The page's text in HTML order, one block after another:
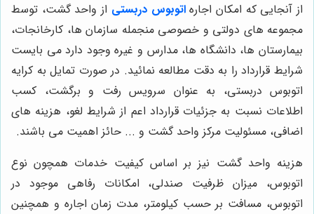
از آنجایی که امکان اجارهاتوبوس دربستی از واحد گشت، توسط
مجموعه های دولتی و خصوصی منجمله سازمان ها، کارخانجات،
بیمارستان ها، دانشگاه ها، مدارس و غیره وجود دارد می بایست
شرایط قرارداد را به دقت مطالعه نمائید. در صورت تمایل به کرایه
اتوبوس دربستی، به عنوان سرویس رفت و برگشت، کسب
اطلاعات نسبت به جزئیات قرارداد اعم از شرایط لغو، هزینه های
اضافی، مسئولیت مرکز واحد گشت و ... حائز اهمیت می باشند.
هزینه واحد گشت نیز بر اساس کیفیت خدمات همچون نوع
اتوبوس، میزان ظرفیت صندلی، امکانات رفاهی موجود در
اتوبوس، مسافت بر حسب کیلومتر، مدت زمان اجاره و همچنین